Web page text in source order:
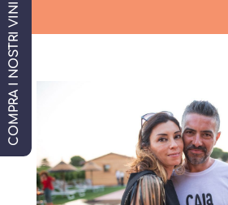
COMPRA I NOSTRI VINI